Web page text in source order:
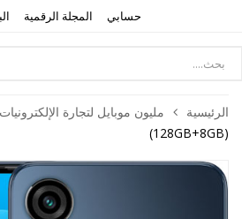
حسابي المجلة الرقمية
الرئيسية مليون موبايل لتجارة الإلكترونيات​
(128GB+8GB)